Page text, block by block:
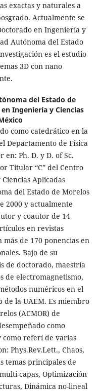
exactas y naturales a
Actualmente se
en Ingeniería y
Autónoma del Estado
es el estudio
3D con nano
del Estado de
Ingeniería y Ciencias
como catedrático en la
Departamento de Física
en: Ph. D. y D. of Sc.
Titular “C” del Centro
Aplicadas
del Estado de Morelos
2000 y actualmente
y coautor de 14
en revistas
de 170 ponencias en
Bajo de su
de doctorado, maestría
de electromagnetismo,
numéricos en el
de la UAEM. Es miembro
(ACMOR) de
como
como referí de varias
Phys.Rev.Lett., Chaos,
temas principales de
capas, Optimización
Dinámica no-lineal